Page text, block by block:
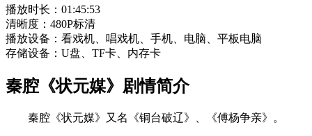
播放时长：01:45:53
清晰度：480P标清
播放设备：看戏机、唱戏机、手机、电脑、平板电脑
存储设备：U盘、TF卡、内存卡
秦腔《状元媒》剧情简介
秦腔《状元媒》又名《铜台破辽》、《傅杨争亲》。